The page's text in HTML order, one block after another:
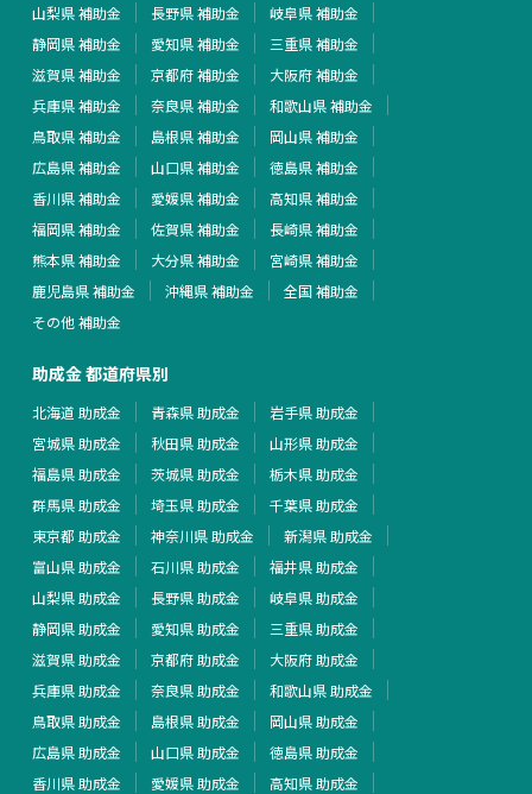
山梨県 補助金
長野県 補助金
岐阜県 補助金
静岡県 補助金
愛知県 補助金
三重県 補助金
滋賀県 補助金
京都府 補助金
大阪府 補助金
兵庫県 補助金
奈良県 補助金
和歌山県 補助金
鳥取県 補助金
島根県 補助金
岡山県 補助金
広島県 補助金
山口県 補助金
徳島県 補助金
香川県 補助金
愛媛県 補助金
高知県 補助金
福岡県 補助金
佐賀県 補助金
長崎県 補助金
熊本県 補助金
大分県 補助金
宮崎県 補助金
鹿児島県 補助金
沖縄県 補助金
全国 補助金
その他 補助金
助成金 都道府県別
北海道 助成金 青森県 助成金
岩手県 助成金
宮城県 助成金
秋田県 助成金
山形県 助成金
福島県 助成金
茨城県 助成金
栃木県 助成金
群馬県 助成金
埼玉県 助成金
千葉県 助成金
東京都 助成金
神奈川県 助成金
新潟県 助成金
富山県 助成金
石川県 助成金
福井県 助成金
山梨県 助成金
長野県 助成金
岐阜県 助成金
静岡県 助成金
愛知県 助成金
三重県 助成金
滋賀県 助成金
京都府 助成金
大阪府 助成金
兵庫県 助成金
奈良県 助成金
和歌山県 助成金
鳥取県 助成金
島根県 助成金
岡山県 助成金
広島県 助成金
山口県 助成金
徳島県 助成金
香川県 助成金
愛媛県 助成金
高知県 助成金